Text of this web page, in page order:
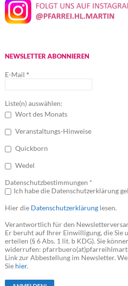
NEWSLETTER ABONNIEREN
E-Mail *
Liste(n) auswählen:
Wort des Monats
Veranstaltungs-Hinweise
Quickborn
Wedel
Datenschutzbestimmungen *
Ich habe die Datenschutzerklärung
Hier die Datenschutzerklärung lesen.
Verantwortlich für den
Er beruht auf Ihrer Einwilligung, die Sie
erteilen (§ 6 Abs. 1 lit. b KDG). Sie
widerrufen:
Link zur Abbestellung im Newsletter.
Sie hier.